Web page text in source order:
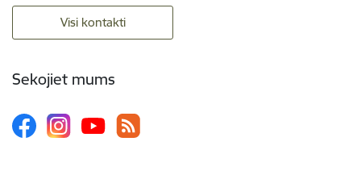
Visi kontakti
Sekojiet mums